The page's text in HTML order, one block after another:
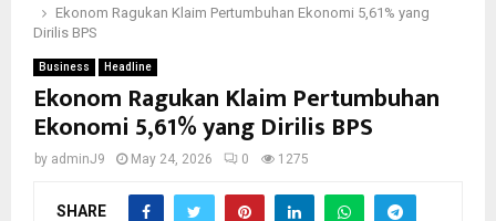
Ekonom Ragukan Klaim Pertumbuhan Ekonomi 5,61% yang
Dirilis BPS
Business Headline
Ekonom Ragukan Klaim Pertumbuhan
Ekonomi 5,61% yang Dirilis BPS
by adminJ9 May 24, 2026 0 1275
SHARE